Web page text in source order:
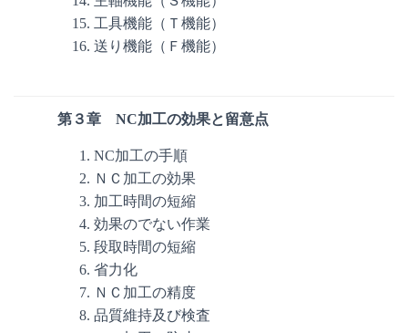
工具機能（Ｔ機能）
送り機能（Ｆ機能）
第３章 NC加工の効果と留意点
NC加工の手順
ＮＣ加工の効果
加工時間の短縮
効果のでない作業
段取時間の短縮
省力化
ＮＣ加工の精度
品質維持及び検査